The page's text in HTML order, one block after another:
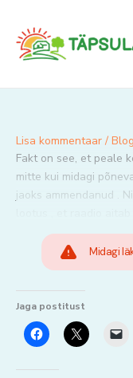
content
Lisa kommentaar /
Fakt on see, et peale
mitte kui midagi
jaoks ammendanud .
Midagi
Jaga postitust